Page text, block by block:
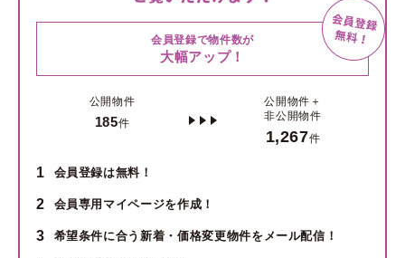
会員登録で物件数が
大幅アップ！
公開物件
185件
公開物件＋
非公開物件
1,267件
1 会員登録は無料！
2 会員専用マイページを作成！
3 希望条件に合う新着・価格変更物件をメール配信！